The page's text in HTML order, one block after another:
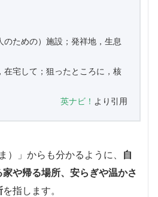
のための）施設；発祥地，生息
在宅して；狙ったところに，核
英ナビ！ より引用
）」からも分かるように、 自
や帰る場所、安らぎや温かさ
を指します。